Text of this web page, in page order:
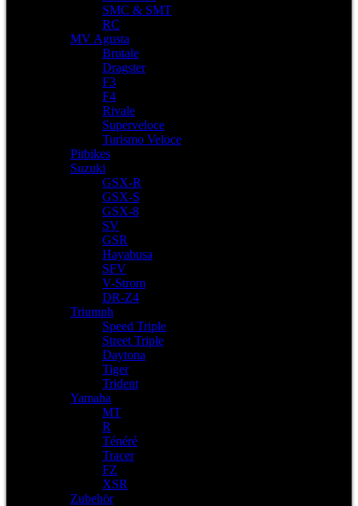
SMC & SMT
RC
MV Agusta
Brutale
Dragster
F3
F4
Rivale
Superveloce
Turismo Veloce
Pitbikes
Suzuki
GSX-R
GSX-S
GSX-8
SV
GSR
Hayabusa
SFV
V-Strom
DR-Z4
Triumph
Speed Triple
Street Triple
Daytona
Tiger
Trident
Yamaha
MT
R
Ténéré
Tracer
FZ
XSR
Zubehör